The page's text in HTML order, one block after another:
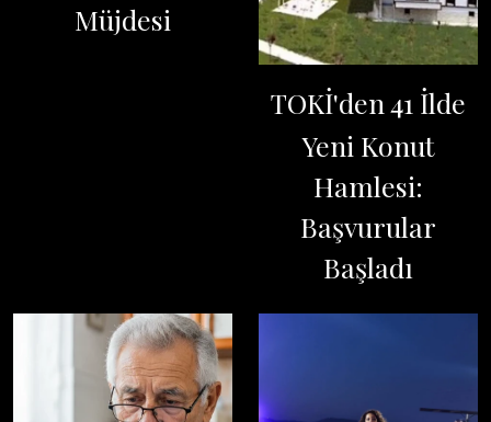
Müjdesi
TOKİ'den 41 İlde
Yeni Konut
Hamlesi:
Başvurular
Başladı